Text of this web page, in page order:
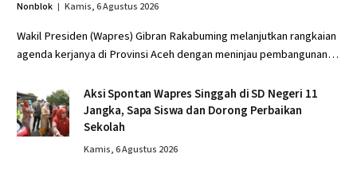
Nonblok Kamis, 6 Agustus 2026
Wakil Presiden (Wapres) Gibran Rakabuming melanjutkan rangkaian
agenda kerjanya di Provinsi Aceh dengan meninjau pembangunan…
Aksi Spontan Wapres Singgah di SD Negeri 11
Jangka, Sapa Siswa dan Dorong Perbaikan
Sekolah
Kamis, 6 Agustus 2026